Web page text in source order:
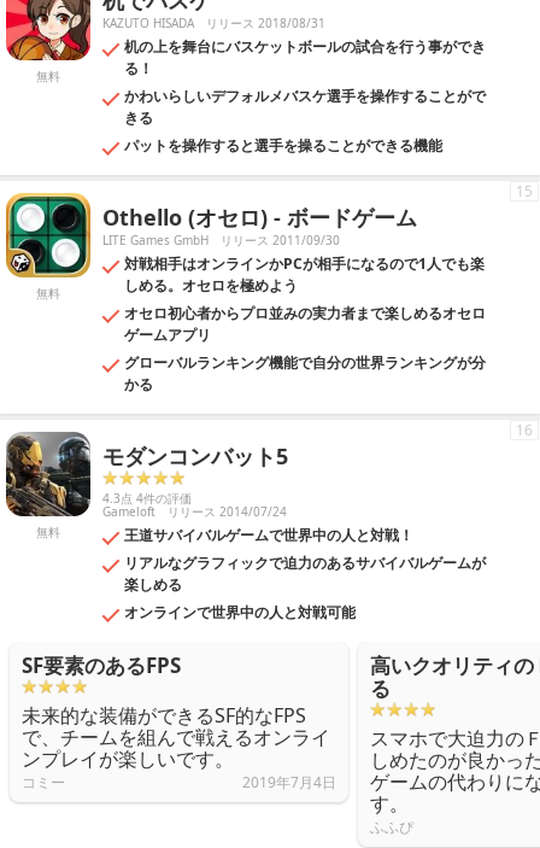
無料
KAZUTO HISADA リリース 2018/08/31
机の上を舞台にバスケットボールの試合を行う事ができ
る！
かわいらしいデフォルメバスケ選手を操作することがで
きる
パットを操作すると選手を操ることができる機能
無料
Othello (オセロ) - ボードゲーム
LITE Games GmbH リリース 2011/09/30
対戦相手はオンラインかPCが相手になるので1人でも楽
しめる。オセロを極めよう
オセロ初心者からプロ並みの実力者まで楽しめるオセロ
ゲームアプリ
グローバルランキング機能で自分の世界ランキングが分
かる
15
無料
モダンコンバット5
4.3点 4件の評価
Gameloft リリース 2014/07/24
王道サバイバルゲームで世界中の人と対戦！
リアルなグラフィックで迫力のあるサバイバルゲームが
楽しめる
オンラインで世界中の人と対戦可能
16
SF要素のあるFPS
未来的な装備ができるSF的なFPS
で、チームを組んで戦えるオンライ
ンプレイが楽しいです。
コミー 2019年7月4日
高いクオリティ
る
スマホで大迫力の
しめたのが良かっ
ゲームの代わりに
す。
ふふぴ